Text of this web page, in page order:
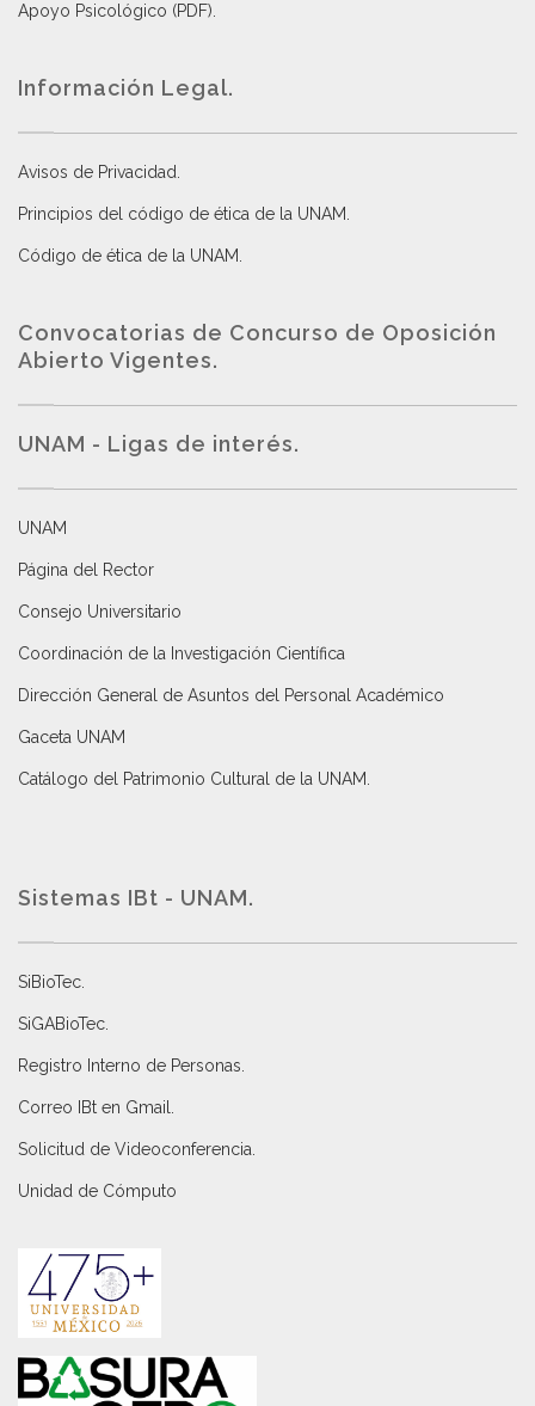
Apoyo Psicológico (PDF)
Información Legal.
Avisos de Privacidad
Principios del código de ética de la UNAM
Código de ética de la UNAM
Convocatorias de Concurso de Oposición
Abierto Vigentes.
UNAM - Ligas de interés.
UNAM
Página del Rector
Consejo Universitario
Coordinación de la Investigación Científica
Dirección General de Asuntos del Personal Académico
Gaceta UNAM
Catálogo del Patrimonio Cultural de la UNAM.
Sistemas IBt - UNAM.
SiBioTec
SiGABioTec.
Registro Interno de Personas
Correo IBt en Gmail
Solicitud de Videoconferencia.
Unidad de Cómputo